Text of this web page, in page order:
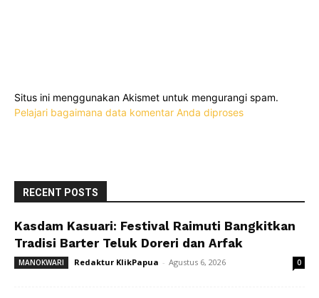
Situs ini menggunakan Akismet untuk mengurangi spam.
Pelajari bagaimana data komentar Anda diproses
RECENT POSTS
Kasdam Kasuari: Festival Raimuti Bangkitkan
Tradisi Barter Teluk Doreri dan Arfak
MANOKWARI Redaktur KlikPapua - Agustus 6, 2026 0